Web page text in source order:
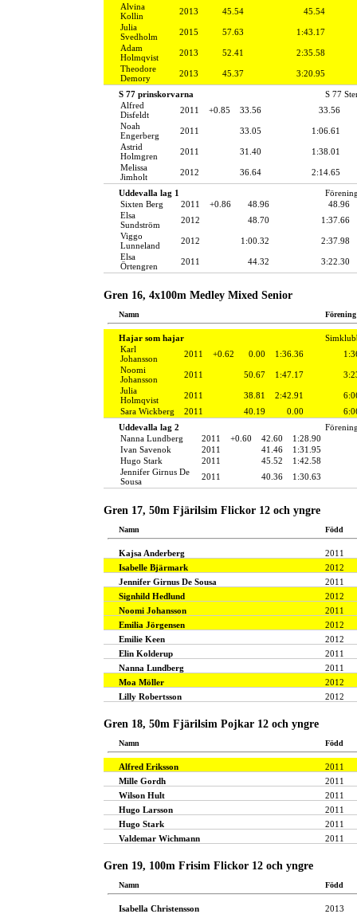
Alvina
Kollin
2013 45.54
45.54
Julia
Svedholm
2015 57.63
1:43.17
Adam
Holmqvist
2013 52.41
2:35.58
Theodore
Demory
2013 45.37 3:20.95
S 77 prinskorvarna
S 77
Alfred
Disfeldt
2011 +0.85 33.56
33.56
Noah
Engerberg
2011 33.05
1:06.61
Astrid
Holmgren
2011 31.40
1:38.01
Melissa
Jimholt
2012 36.64 2:14.65
Uddevalla lag 1
Sixten Berg
2011 +0.86 48.96
48.96
Elsa
Sundström
2012 48.70
1:37.66
Viggo
Lunneland
2012 1:00.32
2:37.98
Elsa
Örtengren
2011 44.32 3:22.30
Gren 16, 4x100m Medley Mixed Senior
Namn Förening
Hajar som hajar
Karl
Johansson
2011 +0.62 0.00 1:36.36
Noomi
Johansson
2011 50.67 1:47.17
Julia
Holmqvist
2011 38.81 2:42.91
Sara Wickberg
2011 40.19 0.00
Uddevalla lag 2
Nanna Lundberg
2011 +0.60 42.60
1:28.90
Ivan Savenok
2011 41.46
1:31.95
Hugo Stark
2011 45.52
1:42.58
Jennifer Girnus De
Sousa
2011 40.36 1:30.63
Gren 17, 50m Fjärilsim Flickor 12 och yngre
Namn Född
Kajsa Anderberg
2011
Isabelle Bjärmark
2012
Jennifer Girnus De Sousa
2011
Signhild Hedlund
2012
Noomi Johansson
2011
Emilia Jörgensen
2012
Emilie Keen
2012
Elin Kolderup
2011
Nanna Lundberg
2011
Moa Möller
2012
Lilly Robertsson
2012
Gren 18, 50m Fjärilsim Pojkar 12 och yngre
Namn Född
Alfred Eriksson
2011
Mille Gordh
2011
Wilson Hult
2011
Hugo Larsson
2011
Hugo Stark
2011
Valdemar Wichmann
2011
Gren 19, 100m Frisim Flickor 12 och yngre
Namn Född
Isabella Christensson 2013